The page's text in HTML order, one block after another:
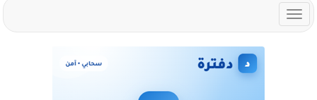
Toggle
navigation